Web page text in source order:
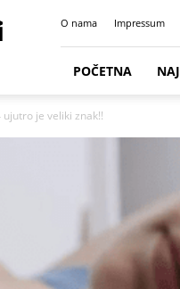
O nama Impressum
POČETNA
je veliki znak!!